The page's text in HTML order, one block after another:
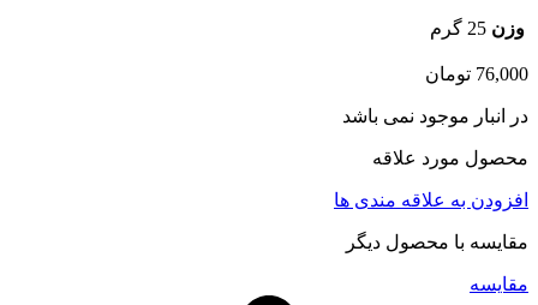
وزن 25 گرم
76,000 تومان
در انبار موجود نمی باشد
محصول مورد علاقه
افزودن به علاقه مندی ها
مقایسه با محصول دیگر
مقایسه